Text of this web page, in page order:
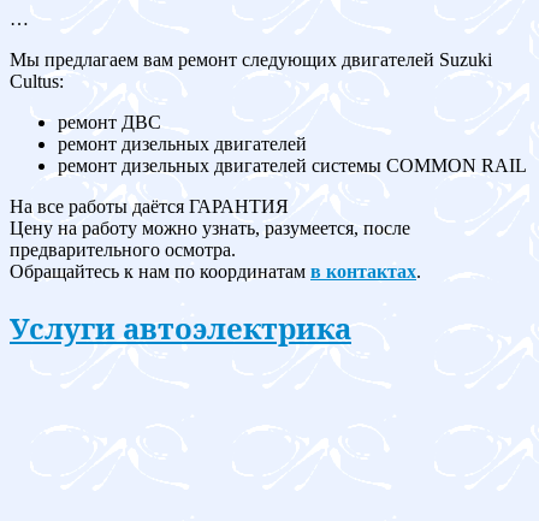
…
Мы предлагаем вам ремонт следующих двигателей Suzuki
Cultus:
ремонт ДВС
ремонт дизельных двигателей
ремонт дизельных двигателей системы COMMON RAIL
На все работы даётся ГАРАНТИЯ
Цену на работу можно узнать, разумеется, после
предварительного осмотра.
Обращайтесь к нам по координатам в контактах.
Услуги автоэлектрика